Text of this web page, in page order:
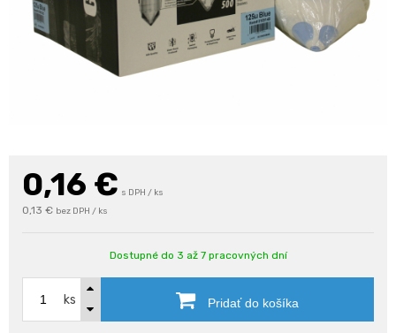
0,16 € s DPH / ks
0,13 € bez DPH / ks
Dostupné do 3 až 7 pracovných dní
ks Pridať do košíka